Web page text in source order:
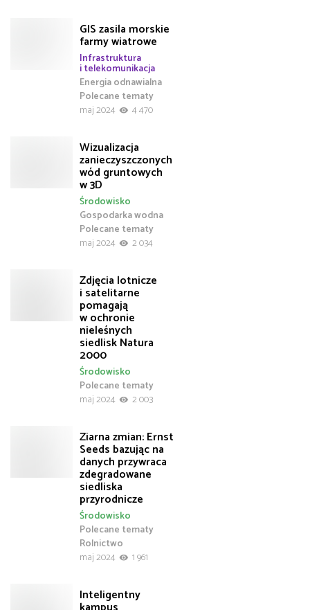
GIS zasila morskie
farmy wiatrowe
Energia odnawialna
Infrastruktura
i telekomunikacja
Polecane tematy
maj 2024
4 470
Wizualizacja
zanieczyszczonych
wód gruntowych
w 3D
Gospodarka wodna
Polecane tematy
Środowisko
maj 2024 2 034
Zdjęcia lotnicze
i satelitarne
pomagają
w ochronie
nieleśnych
siedlisk Natura
2000
Polecane tematy
Środowisko
maj 2024
2 003
Ziarna zmian: Ernst
Seeds bazując na
danych przywraca
zdegradowane
siedliska
przyrodnicze
Polecane tematy
Rolnictwo
Środowisko
maj 2024 1 961
Inteligentny